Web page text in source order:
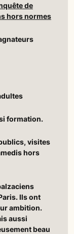
de
hors normes
formation.
visites
hors
Ils ont
ambition.
aussi
beau